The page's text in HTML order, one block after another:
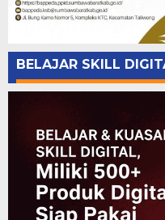
BELAJAR SKILL